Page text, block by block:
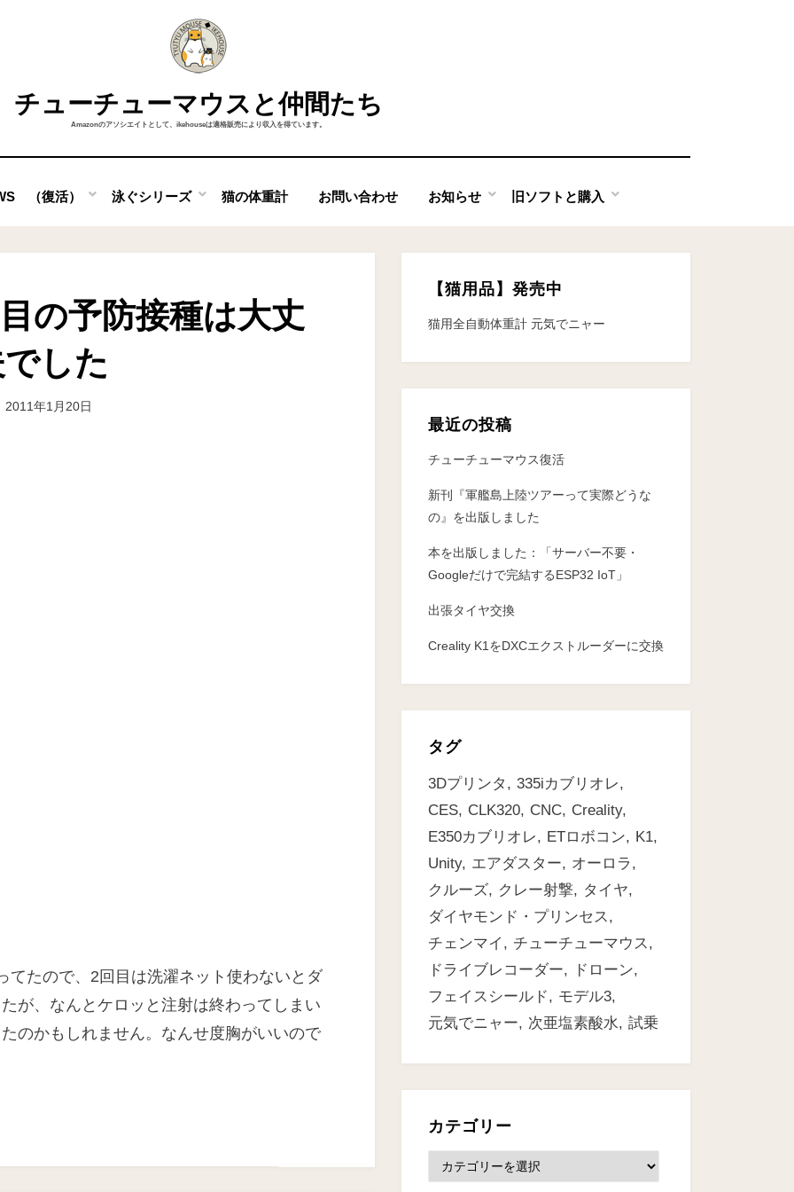
チューチューマウスと仲間たち
Amazonのアソシエイトとして、ikehouseは適格販売により収入を得ています。
（復活） 泳ぐシリーズ 猫の体重計 お問い合わせ お知らせ 旧ソフトと購入
の予防接種は大丈
した
投稿者ike
2011年1月20日
てたので、2回目は洗濯ネット使わないとダ
が、なんとケロッと注射は終わってしまい
のかもしれません。なんせ度胸がいいので
【猫用品】発売中
猫用全自動体重計 元気でニャー
最近の投稿
チューチューマウス復活
新刊『軍艦島上陸ツアーって実際どうな
の』を出版しました
本を出版しました：「サーバー不要・
Googleだけで完結するESP32 IoT」
出張タイヤ交換
Creality K1をDXCエクストルーダーに交換
タグ
3Dプリンタ
335iカブリオレ
CES
CLK320 CNC
Creality
E350カブリオレ
ETロボコン
K1
Unity
エアダスター
オーロラ
クルーズ
クレー射撃
タイヤ
ダイヤモンド・プリンセス
チェンマイ
チューチューマウス
ドライブレコーダー
ドローン
フェイスシールド
モデル3
元気でニャー
次亜塩素酸水 試乗
カテゴリー
テ